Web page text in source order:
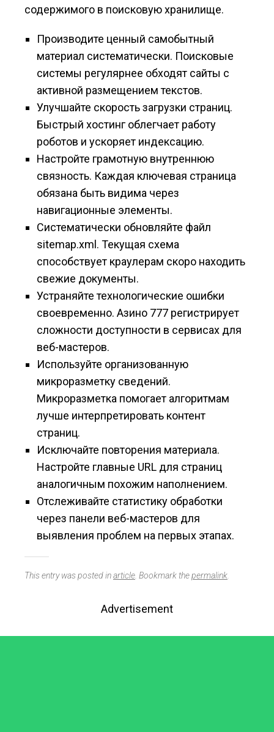
содержимого в поисковую хранилище.
Производите ценный самобытный
материал систематически. Поисковые
системы регулярнее обходят сайты с
активной размещением текстов.
Улучшайте скорость загрузки страниц.
Быстрый хостинг облегчает работу
роботов и ускоряет индексацию.
Настройте грамотную внутреннюю
связность. Каждая ключевая страница
обязана быть видима через
навигационные элементы.
Систематически обновляйте файл
sitemap.xml. Текущая схема
способствует краулерам скоро находить
свежие документы.
Устраняйте технологические ошибки
своевременно. Азино 777 регистрирует
сложности доступности в сервисах для
веб-мастеров.
Используйте организованную
микроразметку сведений.
Микроразметка помогает алгоритмам
лучше интерпретировать контент
страниц.
Исключайте повторения материала.
Настройте главные URL для страниц
аналогичным похожим наполнением.
Отслеживайте статистику обработки
через панели веб-мастеров для
выявления проблем на первых этапах.
This entry was posted inarticle . Bookmark thepermalink
Advertisement